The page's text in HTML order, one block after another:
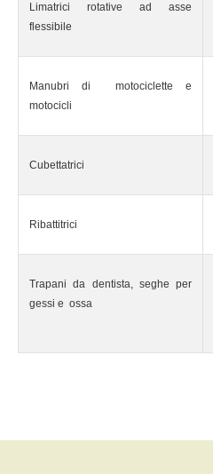
Limatrici rotative ad asse
flessibile
Manubri di motociclette e
motocicli
Cubettatrici
Ribattitrici
Trapani da dentista, seghe per
gessi e ossa